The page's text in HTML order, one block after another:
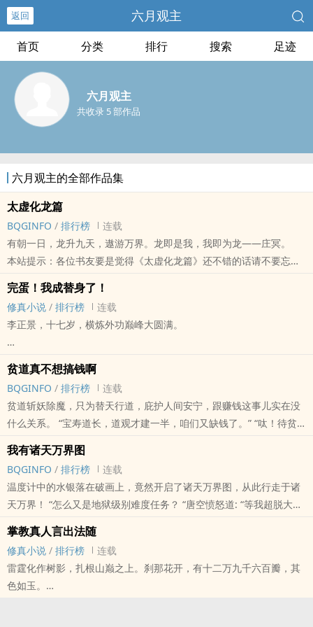
返回 六月观主
首页 分类 排行 搜索 足迹
六月观主
共收录 5 部作品
六月观主的全部作品集
太虚化龙篇
BQGINFO / 排行榜
连载
有朝一日，龙升九天，遨游万界。龙即是我，我即为龙——庄冥。
本站提示：各位书友要是觉得《太虚化龙篇》还不错的话请不要忘记
向您QQ群和微博里的朋友推荐哦！
完蛋！我成替身了！
修真小说 / 排行榜
连载
李正景，十七岁，横炼外功巅峰大圆满。
隐藏身份：千幻神君第七百六十三具备用肉身。
运势：修行脏腑养气内功（残缺错版），未能养出内气，并已伤及脏
腑根基，于七日后内门弟子考核之中晋升失败，从而遭千幻神君弃
用，炼为血丹，死无全尸！
改命之法如下：……
“我李正景分明是正经仙宗弟子，怎么他娘的成了备用肉身？”
……
贫道真不想搞钱啊
BQGINFO / 排行榜
连载
贫道斩妖除魔，只为替天行道，庇护人间安宁，跟赚钱这事儿实在没
什么关系。 “宝寿道长，道观才建一半，咱们又缺钱了。” “呔！待贫
么坏心思呢？ —— 斩妖除魔换赏钱，青云道观依山建。 有朝一日称
道祖，传法惠泽人世间。
本站提示：各位书友要是觉得《贫道真不想搞钱啊》还不错的话请不
要忘记向您QQ群和微博里的朋友推荐哦！
我有诸天万界图
BQGINFO / 排行榜
连载
温度计中的水银落在破画上，竟然开启了诸天万界图，从此行走于诸
天万界！ “怎么又是地狱级别难度任务？ “唐空愤怒道: “等我超脱大千
年，新书创意众多，聚合在此，一章就能完结三本，让这个不尊作者
的主角死个好几回，不信你看！”
本站提示：各位书友要是觉得《我有诸天万界图》还不错的话请不要
忘记向您QQ群和微博里的朋友推荐哦！
掌教真人言出法随
修真小说 / 排行榜
连载
雷霆化作树影，扎根山巅之上。刹那花开，有十二万九千六百瓣，其
色如玉。